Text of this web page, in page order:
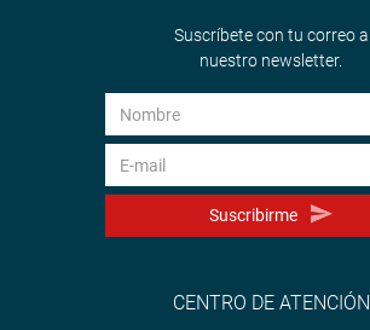
Suscríbete con tu correo a
nuestro newsletter.
Suscribirme
CENTRO DE ATENCIÓN